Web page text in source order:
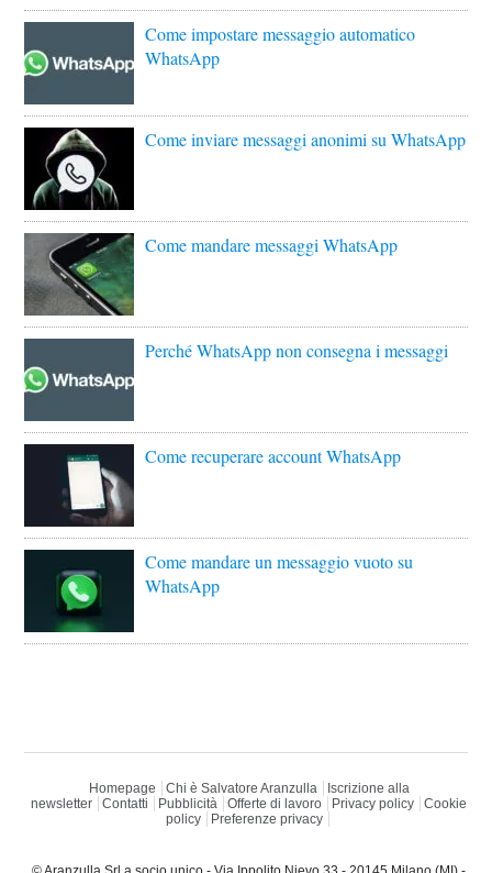
Come impostare messaggio automatico
WhatsApp
Come inviare messaggi anonimi su WhatsApp
Come mandare messaggi WhatsApp
Perché WhatsApp non consegna i messaggi
Come recuperare account WhatsApp
Come mandare un messaggio vuoto su
WhatsApp
Homepage Chi è Salvatore Aranzulla
Iscrizione alla
newsletter
Contatti Pubblicità Offerte di lavoro Privacy policy
Cookie
policy
Preferenze privacy